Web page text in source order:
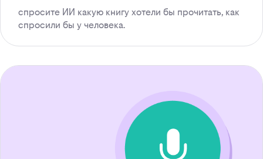
спросите ИИ какую книгу хотели бы прочитать, как
спросили бы у человека.